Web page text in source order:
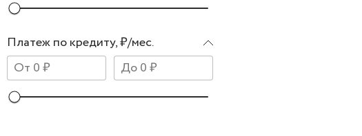
Платеж по кредиту, ₽/мес.